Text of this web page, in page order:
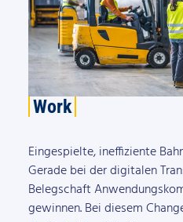
Work
Eingespielte, ineffiziente
Gerade bei der digitalen
Belegschaft
gewinnen. Bei diesem